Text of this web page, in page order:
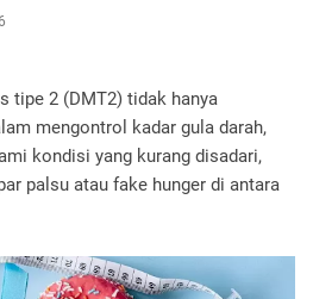
tipe 2 (DMT2) tidak hanya
mengontrol kadar gula darah,
kondisi yang kurang disadari,
palsu atau fake hunger di antara